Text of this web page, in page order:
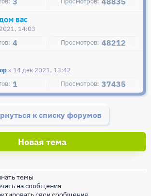
вас
14:03
4 48212
» 14 дек 2021, 13:42
1 37435
к списку форумов
Новая тема
темы
на сообщения